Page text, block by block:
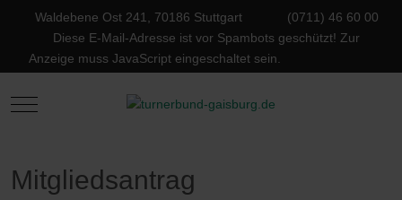
Waldebene Ost 241, 70186 Stuttgart
(0711) 46 60 00
Diese E-Mail-Adresse ist vor Spambots geschützt! Zur
Anzeige muss JavaScript eingeschaltet sein.
Mobile Menu Toggle
Mitgliedsantrag